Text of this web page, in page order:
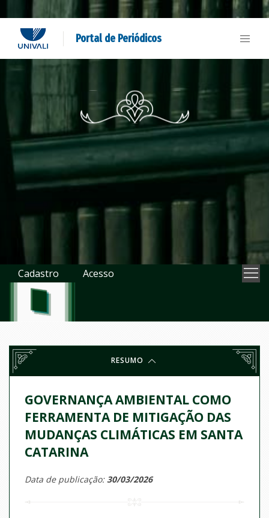
Portal de Periódicos
Cadastro Acesso
RESUMO
GOVERNANÇA AMBIENTAL COMO
FERRAMENTA DE MITIGAÇÃO DAS
MUDANÇAS CLIMÁTICAS EM SANTA
CATARINA
Data de publicação:30/03/2026